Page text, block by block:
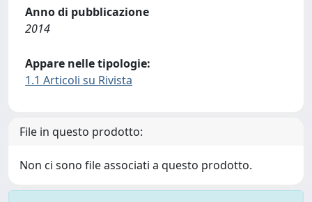
Anno di pubblicazione
2014
Appare nelle tipologie:
1.1 Articoli su Rivista
File in questo prodotto:
Non ci sono file associati a questo prodotto.